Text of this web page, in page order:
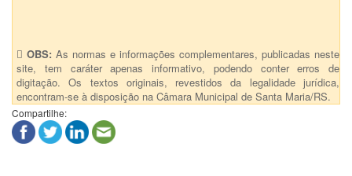
OBS: As normas e informações complementares, publicadas neste
site, tem caráter apenas informativo, podendo conter erros de
digitação. Os textos originais, revestidos da legalidade jurídica,
encontram-se à disposição na Câmara Municipal de Santa Maria/RS.
Compartilhe: